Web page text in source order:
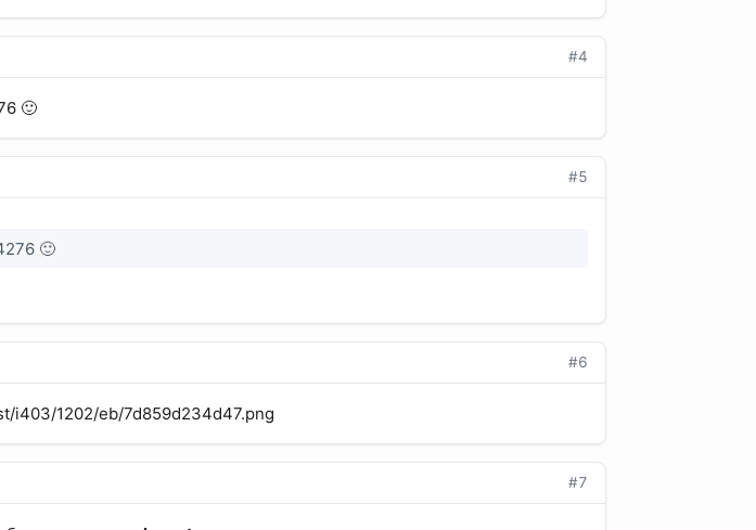
#4
🙂
#5
🙂
#6
i403/1202/eb/7d859d234d47.png
#7